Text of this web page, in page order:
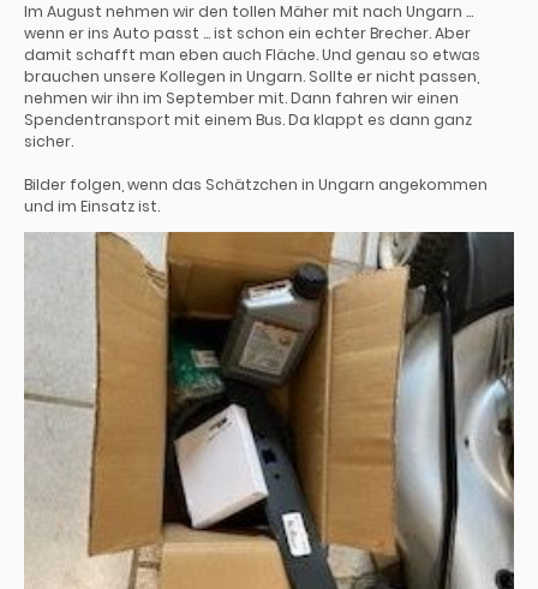
Im August nehmen wir den tollen Mäher mit nach Ungarn …
wenn er ins Auto passt … ist schon ein echter Brecher. Aber
damit schafft man eben auch Fläche. Und genau so etwas
brauchen unsere Kollegen in Ungarn. Sollte er nicht passen,
nehmen wir ihn im September mit. Dann fahren wir einen
Spendentransport mit einem Bus. Da klappt es dann ganz
sicher.
Bilder folgen, wenn das Schätzchen in Ungarn angekommen
und im Einsatz ist.